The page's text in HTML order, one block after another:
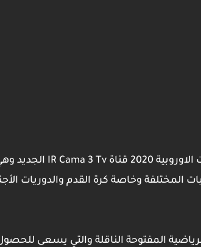
المختلفة وخاصة كرة القدم والدوريات
المفتوحة الناقلة والتي يسعى